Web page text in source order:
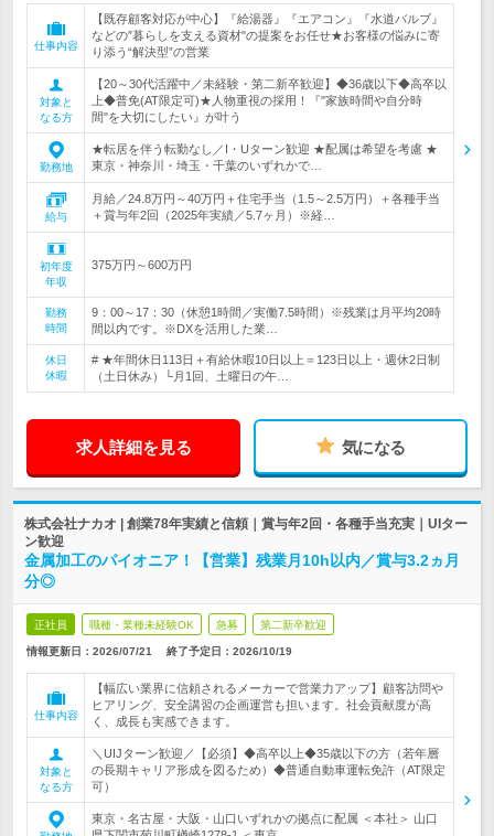
仕事内容
【既存顧客対応が中心】『給湯器』『エアコン』『水道バルブ』
などの″暮らしを支える資材"の提案をお任せ★お客様の悩みに寄
り添う“解決型”の営業
対象と
なる方
【20～30代活躍中／未経験・第二新卒歓迎】◆36歳以下◆高卒以
上◆普免(AT限定可)★人物重視の採用！『"家族時間や自分時
間"を大切にしたい』が叶う
勤務地
★転居を伴う転勤なし／I・Uターン歓迎 ★配属は希望を考慮 ★
東京・神奈川・埼玉・千葉のいずれかで…
給与
月給／24.8万円～40万円＋住宅手当（1.5～2.5万円）＋各種手当
＋賞与年2回（2025年実績／5.7ヶ月）※経…
初年度
年収
375万円～600万円
勤務
時間
9：00～17：30（休憩1時間／実働7.5時間）※残業は月平均20時
間以内です。※DXを活用した業…
休日
休暇
# ★年間休日113日＋有給休暇10日以上＝123日以上・週休2日制
（土日休み）└月1回、土曜日の午…
求人詳細を見る 気になる
株式会社ナカオ | 創業78年実績と信頼｜賞与年2回・各種手当充実｜UIター
ン歓迎
金属加工のパイオニア！【営業】残業月10h以内／賞与3.2ヵ月
分◎
正社員 職種・業種未経験OK 急募 第二新卒歓迎
情報更新日：2026/07/21 終了予定日： 2026/10/19
仕事内容
【幅広い業界に信頼されるメーカーで営業力アップ】顧客訪問や
ヒアリング、安全講習の企画運営も担います。社会貢献度が高
く、成長も実感できます。
対象と
なる方
＼UIJターン歓迎／【必須】◆高卒以上◆35歳以下の方（若年層
の長期キャリア形成を図るため）◆普通自動車運転免許（AT限定
可）
東京・名古屋・大阪・山口いずれかの拠点に配属 ＜本社＞ 山口